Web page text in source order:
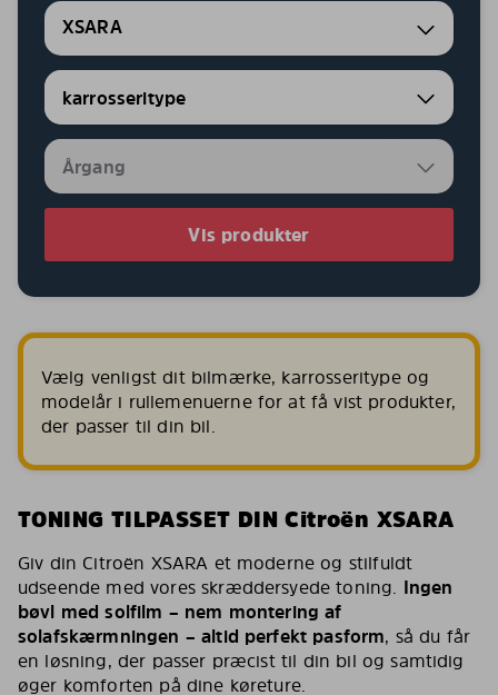
XSARA
Vis produkter
Vælg venligst dit bilmærke, karrosseritype og
modelår i rullemenuerne for at få vist produkter,
der passer til din bil.
TONING TILPASSET DIN Citroën XSARA
Giv din Citroën XSARA et moderne og stilfuldt
udseende med vores skræddersyede toning. Ingen
bøvl med solfilm – nem montering af
solafskærmningen – altid perfekt pasform, så du får
en løsning, der passer præcist til din bil og samtidig
øger komforten på dine køreture.